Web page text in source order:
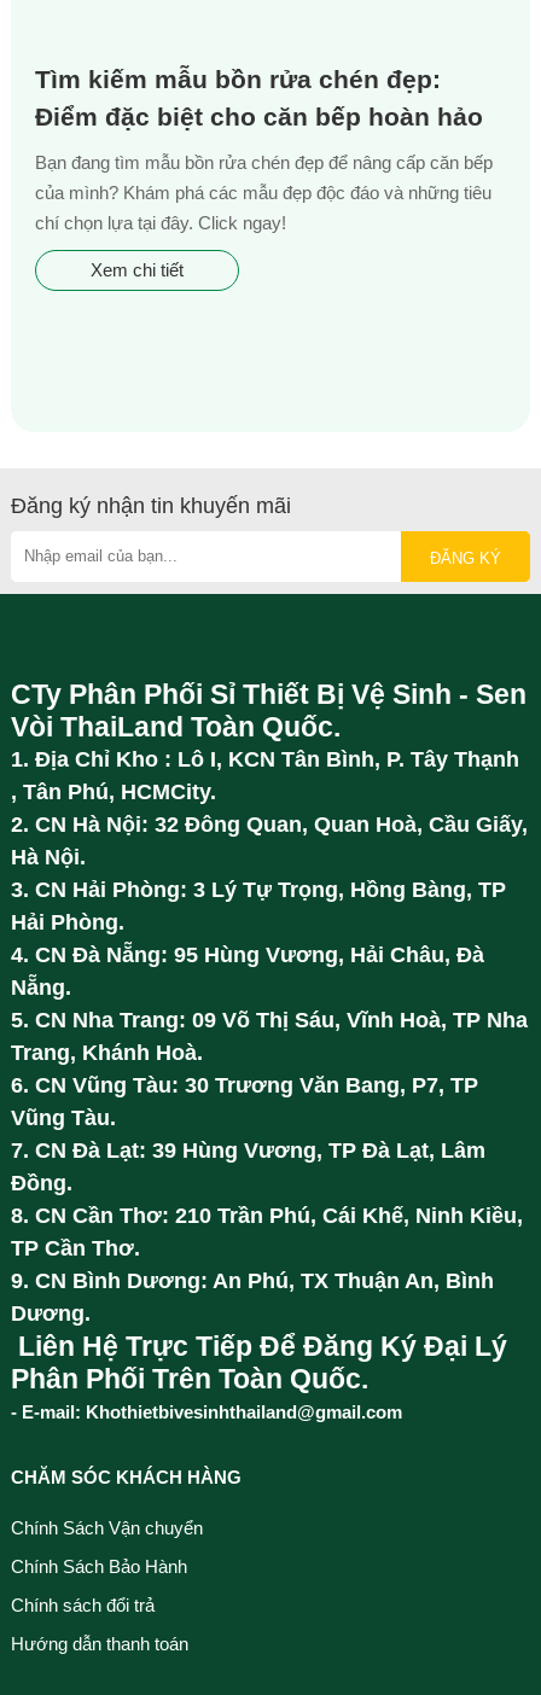
Tìm kiếm mẫu bồn rửa chén đẹp:
Điểm đặc biệt cho căn bếp hoàn hảo
Bạn đang tìm mẫu bồn rửa chén đẹp để nâng cấp căn bếp
của mình? Khám phá các mẫu đẹp độc đáo và những tiêu
chí chọn lựa tại đây. Click ngay!
Xem chi tiết
Đăng ký nhận tin khuyến mãi
CTy Phân Phối Sỉ Thiết Bị Vệ Sinh - Sen
Vòi ThaiLand Toàn Quốc.
1. Địa Chỉ Kho : Lô I, KCN Tân Bình, P. Tây Thạnh
, Tân Phú, HCMCity.
2. CN Hà Nội: 32 Đông Quan, Quan Hoà, Cầu Giấy,
Hà Nội.
3. CN Hải Phòng: 3 Lý Tự Trọng, Hồng Bàng, TP
Hải Phòng.
4. CN Đà Nẵng: 95 Hùng Vương, Hải Châu, Đà
Nẵng.
5. CN Nha Trang: 09 Võ Thị Sáu, Vĩnh Hoà, TP Nha
Trang, Khánh Hoà.
6. CN Vũng Tàu: 30 Trương Văn Bang, P7, TP
Vũng Tàu.
7. CN Đà Lạt: 39 Hùng Vương, TP Đà Lạt, Lâm
Đồng.
8. CN Cần Thơ: 210 Trần Phú, Cái Khế, Ninh Kiều,
TP Cần Thơ.
9. CN Bình Dương: An Phú, TX Thuận An, Bình
Dương.
Liên Hệ Trực Tiếp Để Đăng Ký Đại Lý
Phân Phối Trên Toàn Quốc.
- E-mail: Khothietbivesinhthailand@gmail.com
CHĂM SÓC KHÁCH HÀNG
Chính Sách Vận chuyển
Chính Sách Bảo Hành
Chính sách đổi trả
Hướng dẫn thanh toán